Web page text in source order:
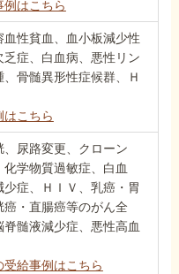
例はこちら
性貧血、血小板減少性
症、白血病、悪性リン
骨髄異形性症候群、Ｈ
はこちら
、尿路変更、クローン
学物質過敏症、白血
症、ＨＩＶ、乳癌・胃
・直腸癌等のがん全
髄液減少症、悪性高血
受給事例はこちら